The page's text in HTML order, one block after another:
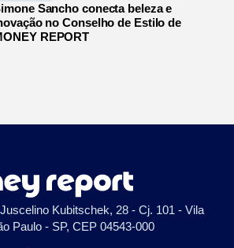
Sancho conecta beleza e
no Conselho de Estilo de
REPORT
Kubitschek, 28 - Cj. 101 - Vila
Paulo - SP, CEP 04543-000